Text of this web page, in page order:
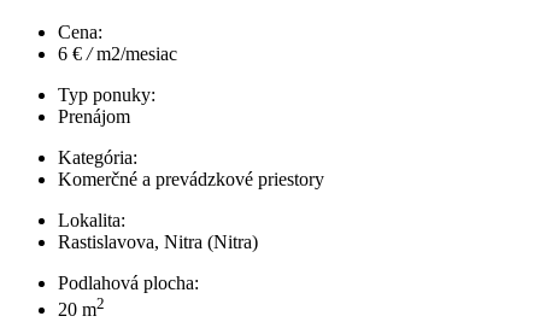
Cena:
6 € /m2/mesiac
Typ ponuky:
Prenájom
Kategória:
Komerčné a prevádzkové priestory
Lokalita:
Rastislavova, Nitra (Nitra)
Podlahová plocha:
20 m2